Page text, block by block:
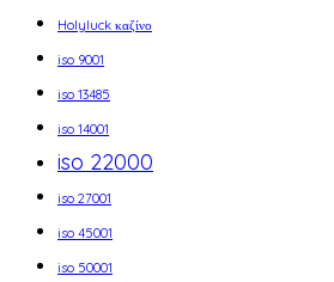
Holyluck καζίνο
iso 9001
iso 13485
iso 14001
iso 22000
iso 27001
iso 45001
iso 50001